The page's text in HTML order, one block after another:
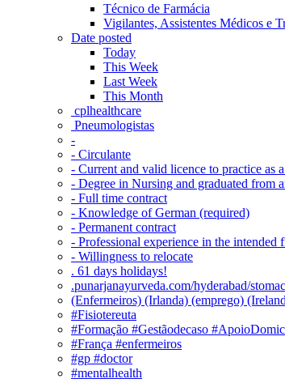
Técnico de Farmácia
Vigilantes, Assistentes Médicos e
Date posted
Today
This Week
Last Week
This Month
‎ cplhealthcare‬
Pneumologistas
-
- Circulante
- Current and valid licence to practice as
- Degree in Nursing and graduated from
- Full time contract
- Knowledge of German (required)
- Permanent contract
- Professional experience in the intended
- Willingness to relocate
. 61 days holidays!
.punarjanayurveda.com/hyderabad/
(Enfermeiros) (Irlanda) (emprego)
#Fisiotereuta
#Formação #Gestãodecaso
#França #enfermeiros
#gp #doctor
#mentalhealth